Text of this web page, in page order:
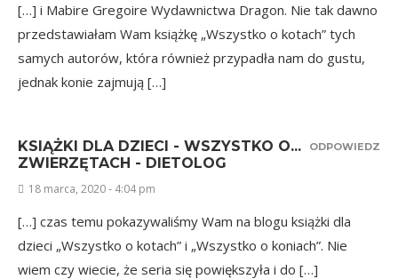
[…] i Mabire Gregoire Wydawnictwa Dragon. Nie tak dawno
przedstawiałam Wam książkę „Wszystko o kotach” tych
samych autorów, która również przypadła nam do gustu,
jednak konie zajmują […]
KSIĄŻKI DLA DZIECI - WSZYSTKO O...
ZWIERZĘTACH - DIETOLOG
18 marca, 2020 - 4:04 pm
[…] czas temu pokazywaliśmy Wam na blogu książki dla
dzieci „Wszystko o kotach” i „Wszystko o koniach”. Nie
wiem czy wiecie, że seria się powiększyła i do […]
ODPOWIEDZ